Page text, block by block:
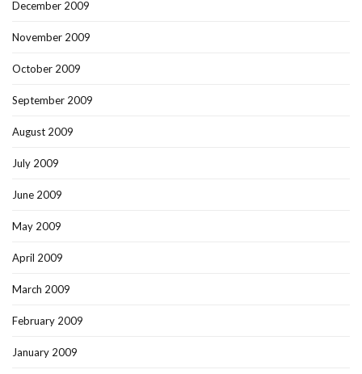
December 2009
November 2009
October 2009
September 2009
August 2009
July 2009
June 2009
May 2009
April 2009
March 2009
February 2009
January 2009